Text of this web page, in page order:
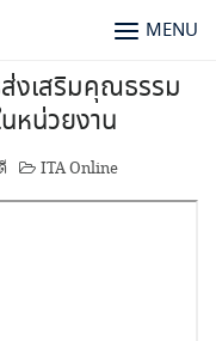
MENU
ส่งเสริมคุณธรรม
นหน่วยงาน
ITA Online